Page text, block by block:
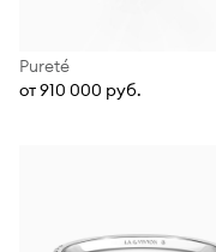
Pureté
от 910 000 руб.